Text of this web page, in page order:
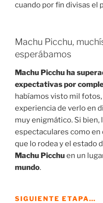
cuando por fin divisas el
Machu Picchu,
esperábamos
Machu Picchu ha
expectativas por
habíamos visto mil
experiencia de verlo en
muy enigmático. Si
espectaculares como
que lo rodea y el estado
Machu Picchuen un
mundo.
SIGUIENTE ETAPA…